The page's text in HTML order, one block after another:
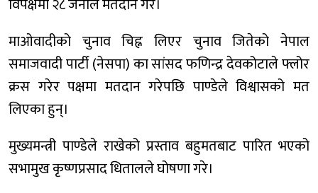
विपक्षमा २८ जनाले मतदान गरे।
माओवादीको चुनाव चिह्न लिएर चुनाव जितेको नेपाल
समाजवादी पार्टी (नेसपा) का सांसद फणिन्द्र देवकोटाले फ्लोर
क्रस गरेर पक्षमा मतदान गरेपछि पाण्डेले विश्वासको मत
लिएका हुन्।
मुख्यमन्त्री पाण्डेले राखेको प्रस्ताव बहुमतबाट पारित भएको
सभामुख कृष्णप्रसाद धितालले घोषणा गरे।